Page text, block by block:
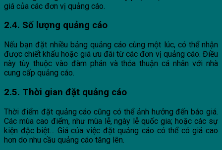
giá của các đơn vị quảng cáo.
2.4. Số lượng quảng cáo
Nếu bạn đặt nhiều bảng quảng cáo cùng một lúc, có thể nhận
được chiết khấu hoặc giá ưu đãi từ các đơn vị quảng cáo. Điều
này tùy thuộc vào đàm phán và thỏa thuận cá nhân với nhà
cung cấp quảng cáo.
2.5. Thời gian đặt quảng cáo
Thời điểm đặt quảng cáo cũng có thể ảnh hưởng đến báo giá.
Các mùa cao điểm, như mùa lễ, ngày lễ quốc gia; hoặc các sự
kiện đặc biệt… Giá của việc đặt quảng cáo có thể có giá cao
hơn do nhu cầu quảng cáo tăng lên.